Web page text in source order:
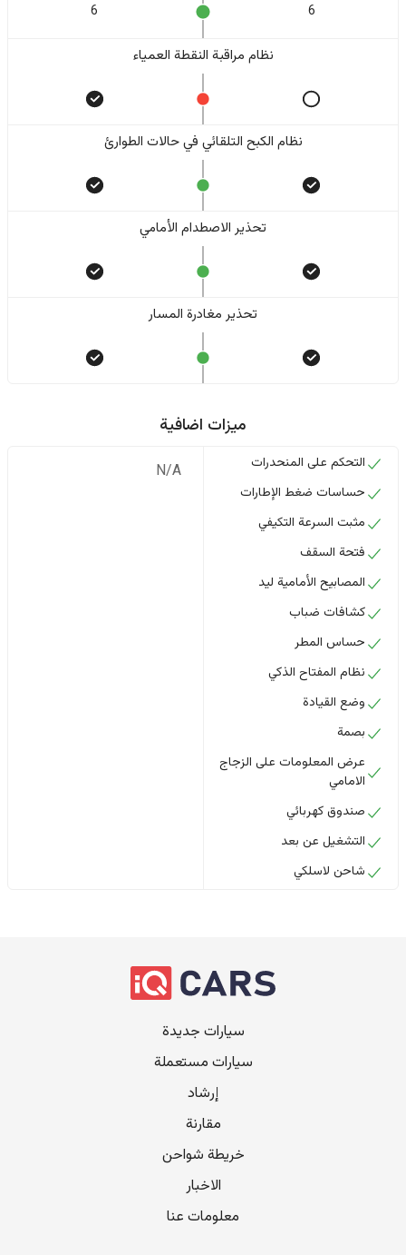
6
6
نظام مراقبة النقطة العمياء
نظام الكبح التلقائي في حالات الطوارئ
تحذير الاصطدام الأمامي
تحذير مغادرة المسار
ميزات اضافية
التحكم على المنحدرات
حساسات ضغط الإطارات
مثبت السرعة التكيفي
فتحة السقف
المصابيح الأمامية ليد
كشافات ضباب
حساس المطر
نظام المفتاح الذكي
وضع القيادة
بصمة
عرض المعلومات على الزجاج
الامامي
صندوق كهربائي
التشغيل عن بعد
شاحن لاسلكي
N/A
سيارات جديدة
سيارات مستعملة
إرشاد
مقارنة
خريطة شواحن
الاخبار
معلومات عنا